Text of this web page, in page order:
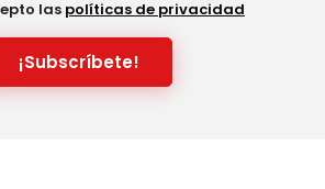
las políticas de privacidad
¡Subscríbete!